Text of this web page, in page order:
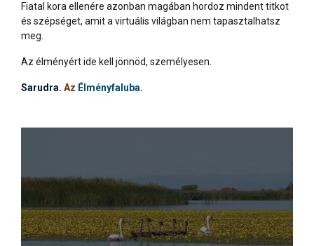
Fiatal kora ellenére azonban magában hordoz mindent titkot
és szépséget, amit a virtuális világban nem tapasztalhatsz
meg.
Az élményért ide kell jönnöd, személyesen.
Sarudra. Az Élményfaluba.